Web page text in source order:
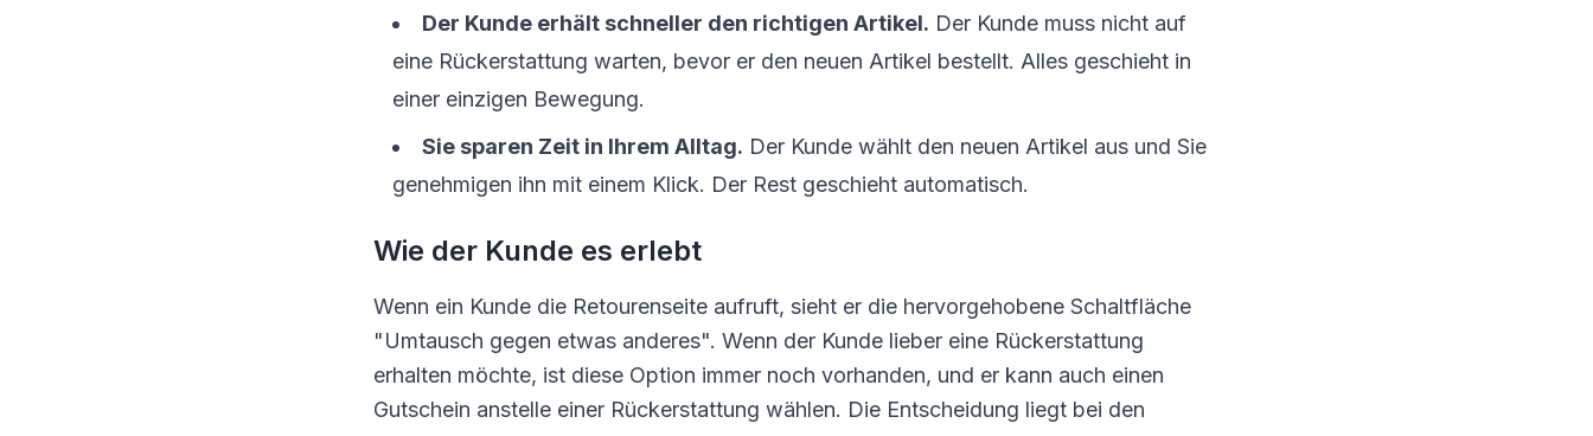
Der Kunde erhält schneller den richtigen Artikel. Der Kunde muss nicht auf
eine Rückerstattung warten, bevor er den neuen Artikel bestellt. Alles geschieht in
einer einzigen Bewegung.
Sie sparen Zeit in Ihrem Alltag. Der Kunde wählt den neuen Artikel aus und Sie
genehmigen ihn mit einem Klick. Der Rest geschieht automatisch.
Wie der Kunde es erlebt
Wenn ein Kunde die Retourenseite aufruft, sieht er die hervorgehobene Schaltfläche
"Umtausch gegen etwas anderes". Wenn der Kunde lieber eine Rückerstattung
erhalten möchte, ist diese Option immer noch vorhanden, und er kann auch einen
Gutschein anstelle einer Rückerstattung wählen. Die Entscheidung liegt bei den